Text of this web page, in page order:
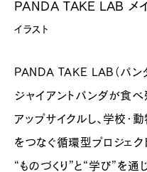
PANDA TAKE LAB メ
イラスト
PANDA TAKE LAB（パン
ジャイアントパンダが食
アップサイクルし、学校・
をつなぐ循環型プロジェク
“ものづくり”と“学び”を通